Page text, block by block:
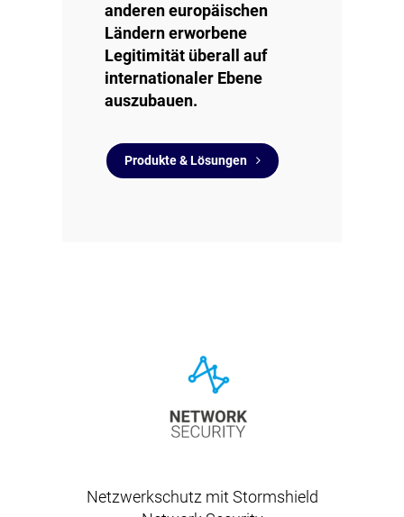
anderen europäischen
Ländern erworbene
Legitimität überall auf
internationaler Ebene
auszubauen.
Produkte & Lösungen
Netzwerkschutz mit Stormshield